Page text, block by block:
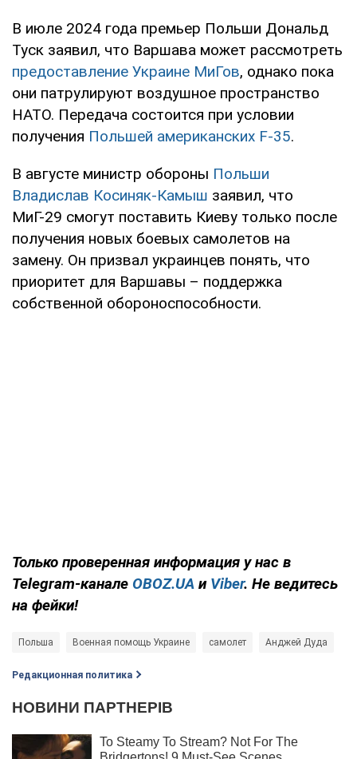
В июле 2024 года премьер Польши Дональд
Туск заявил, что Варшава может рассмотреть
предоставление Украине МиГов, однако пока
они патрулируют воздушное пространство
НАТО. Передача состоится при условии
получения Польшей американских F-35.
В августе министр обороны Польши
Владислав Косиняк-Камыш заявил, что
МиГ-29 смогут поставить Киеву только после
получения новых боевых самолетов на
замену. Он призвал украинцев понять, что
приоритет для Варшавы – поддержка
собственной обороноспособности.
Только проверенная информация у нас в
Telegram-канале OBOZ.UA и Viber. Не ведитесь
на фейки!
Польша Военная помощь Украине самолет Анджей Дуда
Редакционная политика